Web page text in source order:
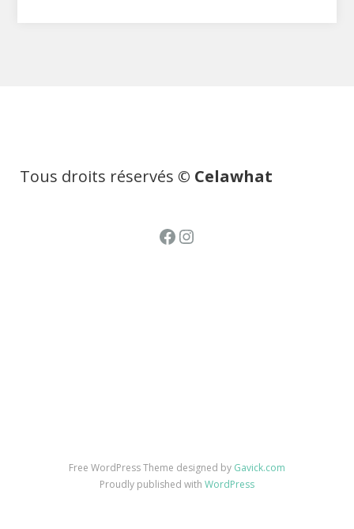
Tous droits réservés © Celawhat
Facebook
Instagram
Free WordPress Theme designed by Gavick.com
Proudly published with WordPress